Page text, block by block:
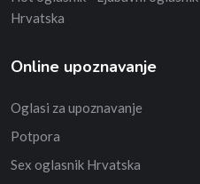
Hrvatska
Online upoznavanje
Oglasi za upoznavanje
Potpora
Sex oglasnik Hrvatska